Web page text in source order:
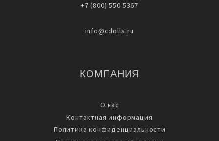
+7 (800) 550 5367
info@cdolls.ru
КОМПАНИЯ
О нас
Контактная информация
Политика конфиденциальности